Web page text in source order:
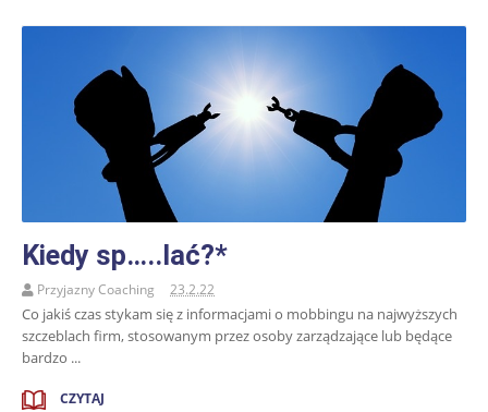
Kiedy sp…..lać?*
Przyjazny Coaching 23.2.22
Co jakiś czas stykam się z informacjami o mobbingu na najwyższych
szczeblach firm, stosowanym przez osoby zarządzające lub będące
bardzo ...
CZYTAJ